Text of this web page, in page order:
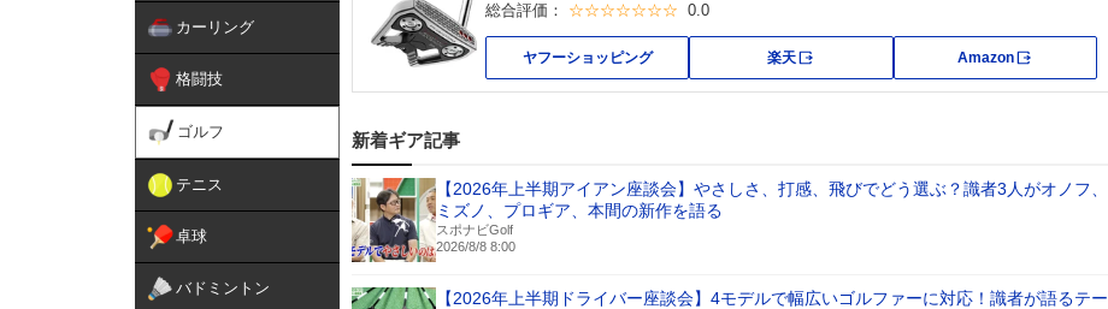
カーリング
格闘技
ゴルフ
テニス
卓球
バドミントン
総合評価： ☆☆☆☆☆☆☆ 0.0
ヤフーショッピング 楽天 Amazon
新着ギア記事
【2026年上半期アイアン座談会】やさしさ、打感、飛びでどう選ぶ？識者3人がオノフ、
ミズノ、プロギア、本間の新作を語る
スポナビGolf
2026/8/8 8:00
【2026年上半期ドライバー座談会】4モデルで幅広いゴルファーに対応！識者が語るテー